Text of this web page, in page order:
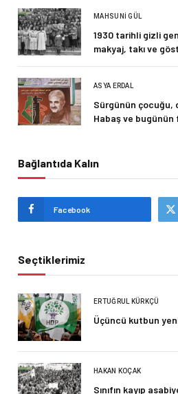
MAHSUNI GÜL
1930 tarihli gizli
makyaj, takı ve
ASYA ERDAL
Sürgünün çocuğu,
Habaş ve bugünün
Bağlantıda Kalın
Facebook
Seçtiklerimiz
ERTUĞRUL KÜRKÇÜ
Üçüncü kutbun
HAKAN KOÇAK
Sınıfın kayıp